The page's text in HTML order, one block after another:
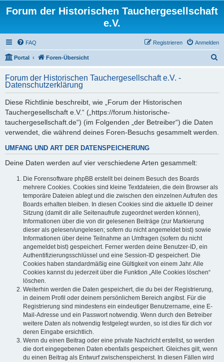
Forum der Historischen Tauchergesellschaft
e.V.
FAQ Anmelden
Registrieren
Portal Foren-Übersicht
h
Forum der Historischen Tauchergesellschaft e.V. -
Datenschutzerklärung
Diese Richtlinie beschreibt, wie „Forum der Historischen
Tauchergesellschaft e.V.“ („https://forum.historische-
tauchergesellschaft.de“) (im Folgenden „der Betreiber“) die Daten
verwendet, die während deines Foren-Besuchs gesammelt werden.
UMFANG UND ART DER DATENSPEICHERUNG
Deine Daten werden auf vier verschiedene Arten gesammelt:
Die Forensoftware phpBB erstellt bei deinem Besuch des Boards
mehrere Cookies. Cookies sind kleine Textdateien, die dein Browser als
temporäre Dateien ablegt und die zwischen den einzelnen Aufrufen des
Boards erhalten bleiben. In diesen Cookies sind die aktuelle ID deiner
Sitzung (damit dir alle Seitenaufrufe zugeordnet werden können),
Informationen über die von dir gelesenen Beiträge (zur Markierung
dieser als gelesen/ungelesen; sofern du nicht angemeldet bist) sowie
Informationen über deine Teilnahme an Umfragen (sofern du nicht
angemeldet bist) gespeichert. Ferner werden deine Benutzer-ID, ein
Authentifizierungsschlüssel und eine Session-ID gespeichert. Die
Cookies haben standardmäßig eine Gültigkeit von einem Jahr. Alle
Cookies kannst du jederzeit über die Funktion „Alle Cookies löschen“
löschen.
Weiterhin werden die Daten gespeichert, die du bei der Registrierung,
in deinem Profil oder deinem persönlichem Bereich angibst. Für die
Registrierung sind mindestens ein eindeutiger Benutzername, eine E-
Mail-Adresse und ein Passwort notwendig. Wenn durch den Betreiber
weitere Daten als notwendig festgelegt wurden, so ist dies für dich vor
deren Eingabe ersichtlich.
Wenn du einen Beitrag oder eine private Nachricht erstellst, so werden
die dort eingegebenen Daten ebenfalls gespeichert. Gleiches gilt, wenn
du einen Beitrag als Entwurf zwischenspeicherst. In diesen Fällen wird